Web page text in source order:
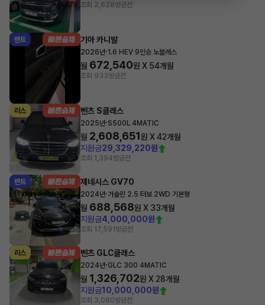
조회 2,628방금전
렌트 기아 카니발
2026년·1.6 HEV 9인승 노블레스
월 672,540원 X 54개월
조회 933방금전
리스 벤츠 S클래스
2025년·S500L 4MATIC
월 2,608,651원 X42개월
지원금29,329,220원
조회 1,394방금전
렌트 제네시스 GV70
2024년·가솔린 2.5 터보 2WD 기본형
월 688,568원 X 33개월
지원금4,000,000원
조회 17,591 방금전
리스 벤츠 GLC클래스
2024년·GLC 300 4MATIC
월 1,326,702원 X 28개월
지원금10,000,000원
조회 3,080방금전